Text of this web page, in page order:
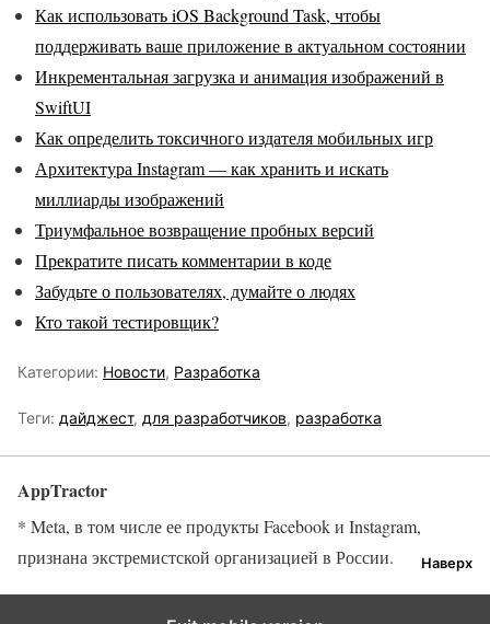
Как использовать iOS Background Task, чтобы
поддерживать ваше приложение в актуальном состоянии
Инкрементальная загрузка и анимация изображений в
SwiftUI
Как определить токсичного издателя мобильных игр
Архитектура Instagram — как хранить и искать
миллиарды изображений
Триумфальное возвращение пробных версий
Прекратите писать комментарии в коде
Забудьте о пользователях, думайте о людях
Кто такой тестировщик?
Категории: Новости, Разработка
Теги: дайджест, для разработчиков, разработка
AppTractor
Наверх
* Meta, в том числе ее продукты Facebook и Instagram,
признана экстремистской организацией в России.